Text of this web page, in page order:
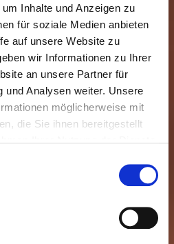
Inhalte und Anzeigen zu
für soziale Medien anbieten
auf unsere Website zu
wir Informationen zu Ihrer
an unsere Partner für
und Analysen weiter. Unsere
möglicherweise mit
die Sie ihnen bereitgestellt